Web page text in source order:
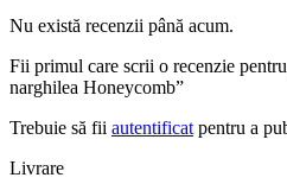
Nu există recenzii până acum.
Fii primul care scrii o recenzie
narghilea Honeycomb”
Trebuie să fii autentificat pentru a
Livrare